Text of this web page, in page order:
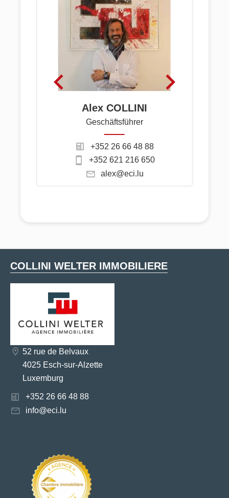
Alex COLLINI
Geschäftsführer
+352 26 66 48 88
+352 621 216 650
alex@eci.lu
COLLINI WELTER IMMOBILIERE
52 rue de Belvaux
4025 Esch-sur-Alzette
Luxemburg
+352 26 66 48 88
info@eci.lu